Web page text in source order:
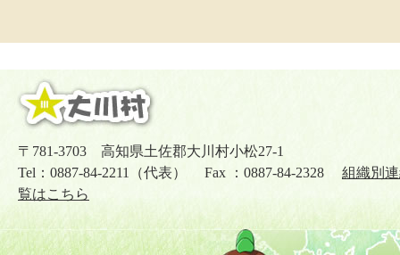
〒781-3703 高知県土佐郡大川村小松27-1
Tel：0887-84-2211（代表） Fax ：0887-84-2328 組織別
覧はこちら